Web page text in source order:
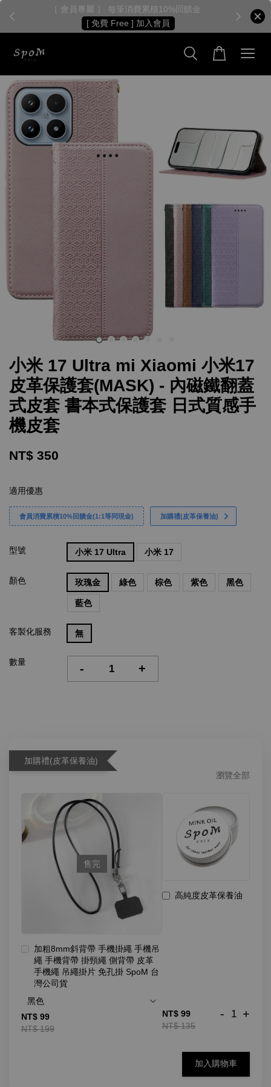
［ 會員專屬 ］ 每筆消費累積10%回饋金
[ 免費 Free ] 加入會員
小米 17 Ultra mi Xiaomi 小米17
皮革保護套(MASK) - 內磁鐵翻蓋
式皮套 書本式保護套 日式質感手
機皮套
NT$ 350
適用優惠
會員消費累積10%回饋金(1:1等同現金) 加購禮(皮革保養油)
型號 小米 17 Ultra 小米 17
顏色 玫瑰金 綠色 棕色 紫色 黑色
藍色
客製化服務 無
數量 - +
加購禮(皮革保養油)
瀏覽全部
售完
加粗8mm斜背帶 手機掛繩 手機吊
繩 手機背帶 掛頸繩 側背帶 皮革
手機繩 吊繩掛片 免孔掛 SpoM 台
灣公司貨
NT$ 99
NT$ 199
高純度皮革保養油
NT$ 99
NT$ 135
- +
加入購物車